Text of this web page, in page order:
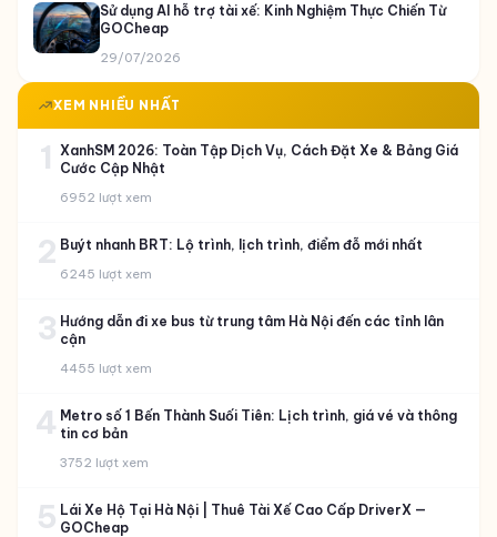
Sử dụng AI hỗ trợ tài xế: Kinh Nghiệm Thực Chiến Từ
GOCheap
29/07/2026
XEM NHIỀU NHẤT
1 XanhSM 2026: Toàn Tập Dịch Vụ, Cách Đặt Xe & Bảng Giá
Cước Cập Nhật
6952 lượt xem
2 Buýt nhanh BRT: Lộ trình, lịch trình, điểm đỗ mới nhất
6245 lượt xem
3 Hướng dẫn đi xe bus từ trung tâm Hà Nội đến các tỉnh lân
cận
4455 lượt xem
4 Metro số 1 Bến Thành Suối Tiên: Lịch trình, giá vé và thông
tin cơ bản
3752 lượt xem
5 Lái Xe Hộ Tại Hà Nội | Thuê Tài Xế Cao Cấp DriverX —
GOCheap